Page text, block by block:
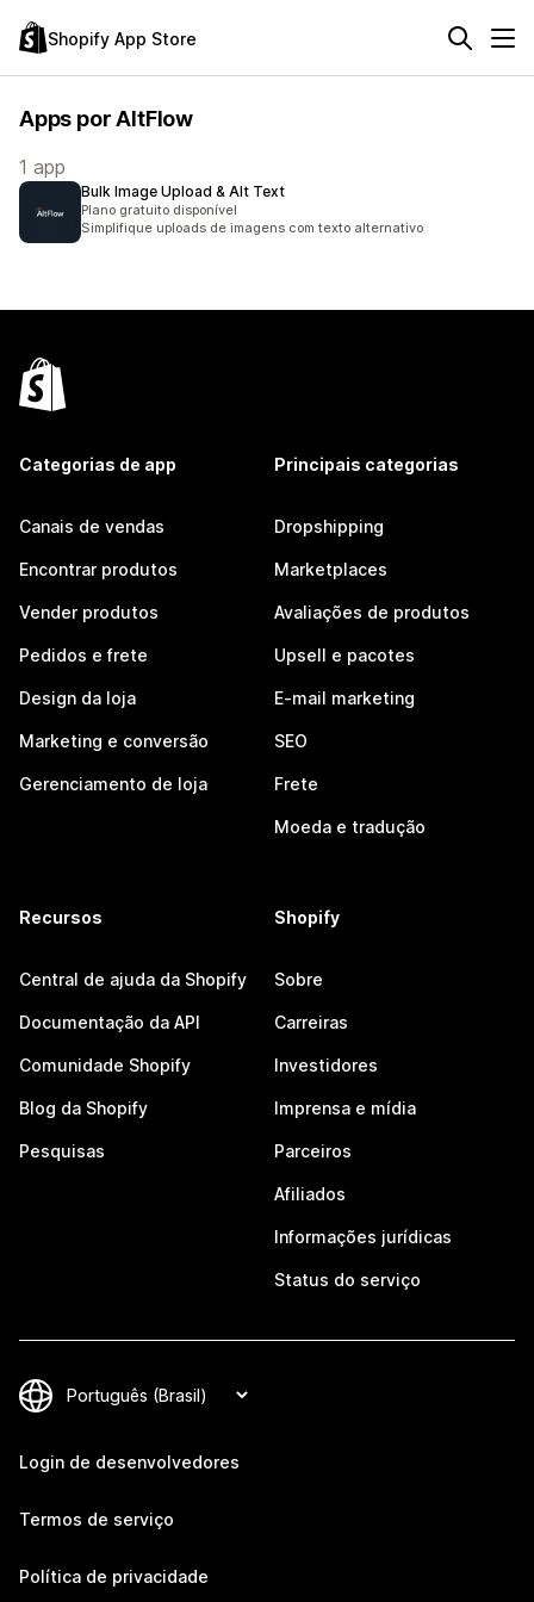
Shopify App Store
Apps por AltFlow
1 app
Bulk Image Upload & Alt Text
Plano gratuito disponível
Simplifique uploads de imagens com texto alternativo
Categorias de app
Canais de vendas
Encontrar produtos
Vender produtos
Pedidos e frete
Design da loja
Marketing e conversão
Gerenciamento de loja
Principais categorias
Dropshipping
Marketplaces
Avaliações de produtos
Upsell e pacotes
E-mail marketing
SEO
Frete
Moeda e tradução
Recursos
Central de ajuda da Shopify
Documentação da API
Comunidade Shopify
Blog da Shopify
Pesquisas
Shopify
Sobre
Carreiras
Investidores
Imprensa e mídia
Parceiros
Afiliados
Informações jurídicas
Status do serviço
Login de desenvolvedores
Termos de serviço
Política de privacidade